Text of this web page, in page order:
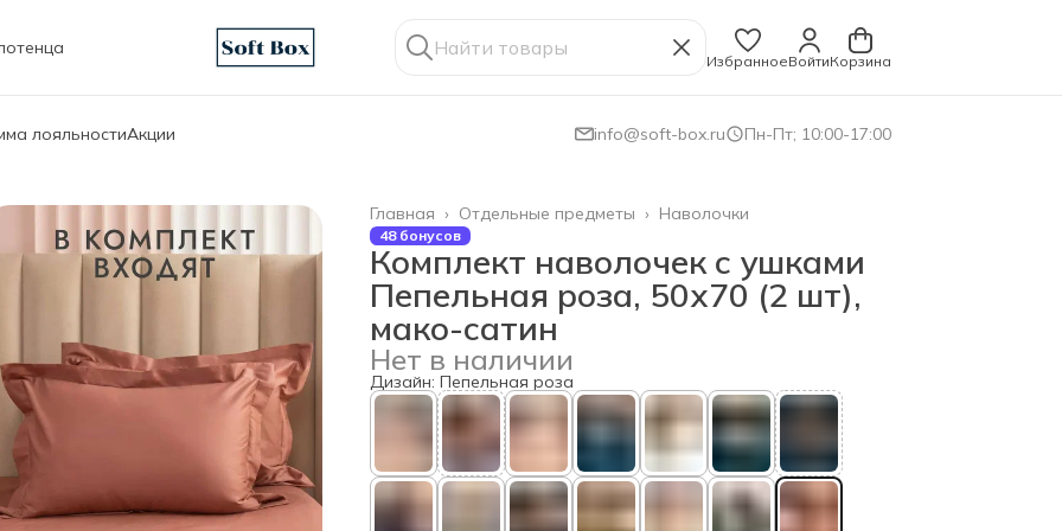
ИзбранноеВойтиКорзина
лояльностиАкции info@soft-box.ru Пн-Пт; 10:00-17:00
Наволочки
Отдельные предметы ›
Главная ›
48 бонусов
Комплект наволочек с ушками
Пепельная роза, 50х70 (2 шт),
мако-сатин
Нет в наличии
Дизайн: Пепельная роза